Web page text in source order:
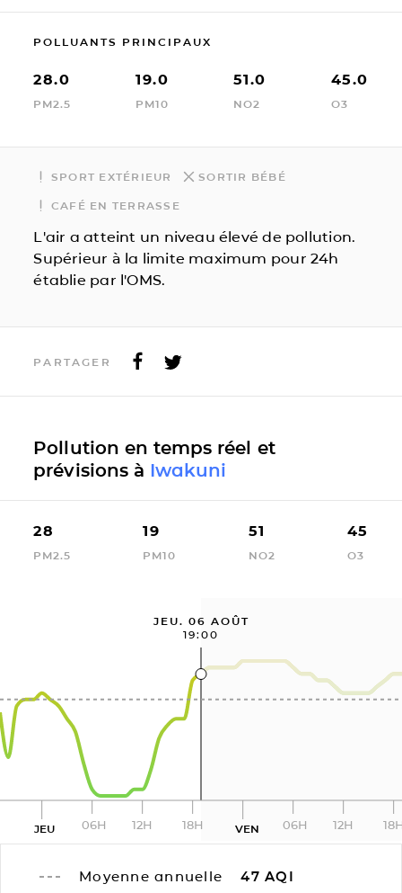
POLLUANTS PRINCIPAUX
28.0
PM2.5
19.0
PM10
51.0
NO2
45.0
O3
SPORT EXTÉRIEUR SORTIR BÉBÉ
CAFÉ EN TERRASSE
L'air a atteint un niveau élevé de pollution.
Supérieur à la limite maximum pour 24h
établie par l'OMS.
PARTAGER
Pollution en temps réel et
prévisions à Iwakuni
28
PM2.5
19
PM10
51
NO2
45
O3
JEU. 06 AOÛT
19:00
JEU 06H 12H 18H VEN 06H 12H
Moyenne annuelle 47 AQI